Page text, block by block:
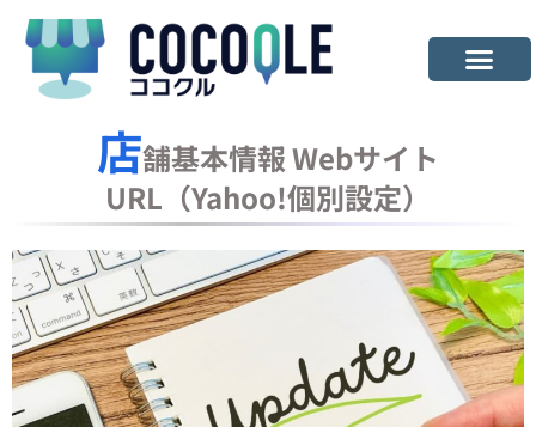
店舗基本情報 Webサイト
URL（Yahoo!個別設定）